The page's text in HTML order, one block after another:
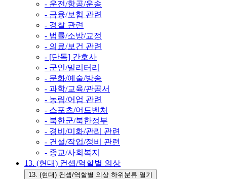
- 운전/항공/운송
- 금융/보험 관련
- 경찰 관련
- 법률/소방/교정
- 의료/보건 관련
- [단독] 간호사
- 군인/밀리터리
- 문화/예술/방송
- 과학/교육/관공서
- 농림/어업 관련
- 스포츠/어드벤처
- 북한군/북한정부
- 경비/미화/관리 관련
- 건설/작업/정비 관련
- 종교/사회복지
13. (현대) 컨셉/역할별 의상
13. (현대) 컨셉/역할별 의상 하위분류 열기